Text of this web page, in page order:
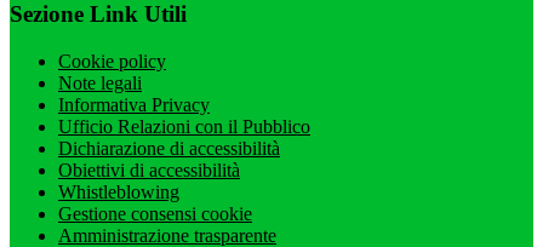
Sezione Link Utili
Cookie policy
Note legali
Informativa Privacy
Ufficio Relazioni con il Pubblico
Dichiarazione di accessibilità
Obiettivi di accessibilità
Whistleblowing
Gestione consensi cookie
Amministrazione trasparente